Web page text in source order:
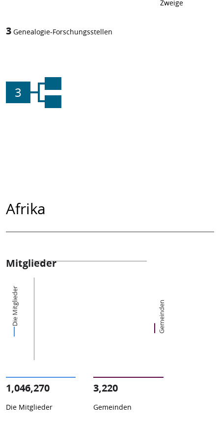
Zweige
3 Genealogie-Forschungsstellen
3
Afrika
Mitglieder
Die Mitglieder Gemeinden
1,046,270
Die Mitglieder
3,220
Gemeinden